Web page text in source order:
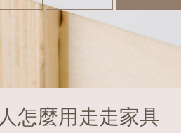
怎麼用走走家具